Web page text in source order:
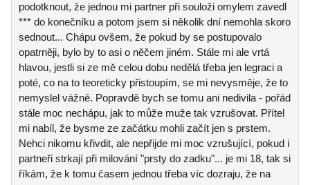
podotknout, že jednou mi partner při souloži omylem zavedl
*** do konečníku a potom jsem si několik dní nemohla skoro
sednout... Chápu ovšem, že pokud by se postupovalo
opatrněji, bylo by to asi o něčem jiném. Stále mi ale vrtá
hlavou, jestli si ze mě celou dobu nedělá třeba jen legraci a
poté, co na to teoreticky přistoupím, se mi nevysměje, že to
nemyslel vážně. Popravdě bych se tomu ani nedivila - pořád
stále moc nechápu, jak to může muže tak vzrušovat. Přítel
mi nabíl, že bysme ze začátku mohli začít jen s prstem.
Nehci nikomu křivdit, ale nepřijde mi moc vzrušující, pokud i
partneři strkají při milování "prsty do zadku"... je mi 18, tak si
říkám, že k tomu časem jednou třeba víc dozraju, že na